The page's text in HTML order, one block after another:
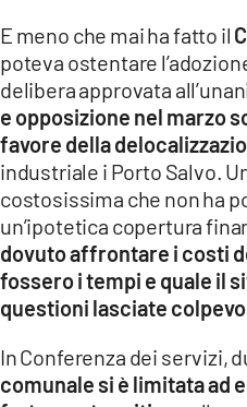
E meno che mai ha fatto il
poteva ostentare
delibera approvata
e opposizione nel marzo
favore della
industriale i Porto Salvo.
costosissima che non ha
un’ipotetica copertura
dovuto affrontare i costi
fossero i tempi e quale il
questioni lasciate
In Conferenza dei servizi,
comunale si è limitata ad